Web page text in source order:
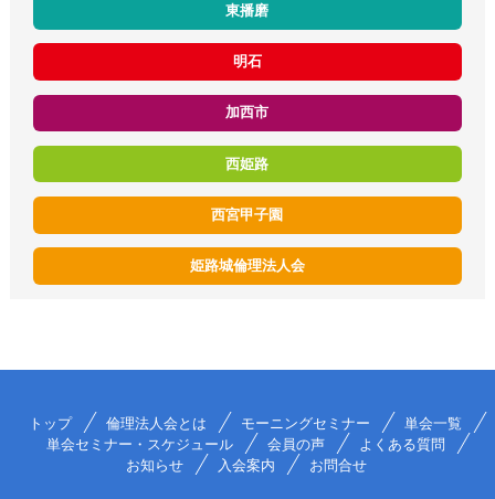
東播磨
明石
加西市
西姫路
西宮甲子園
姫路城倫理法人会
トップ 倫理法人会とは モーニングセミナー
単会一覧
単会セミナー・スケジュール
会員の声
よくある質問
お知らせ
入会案内 お問合せ